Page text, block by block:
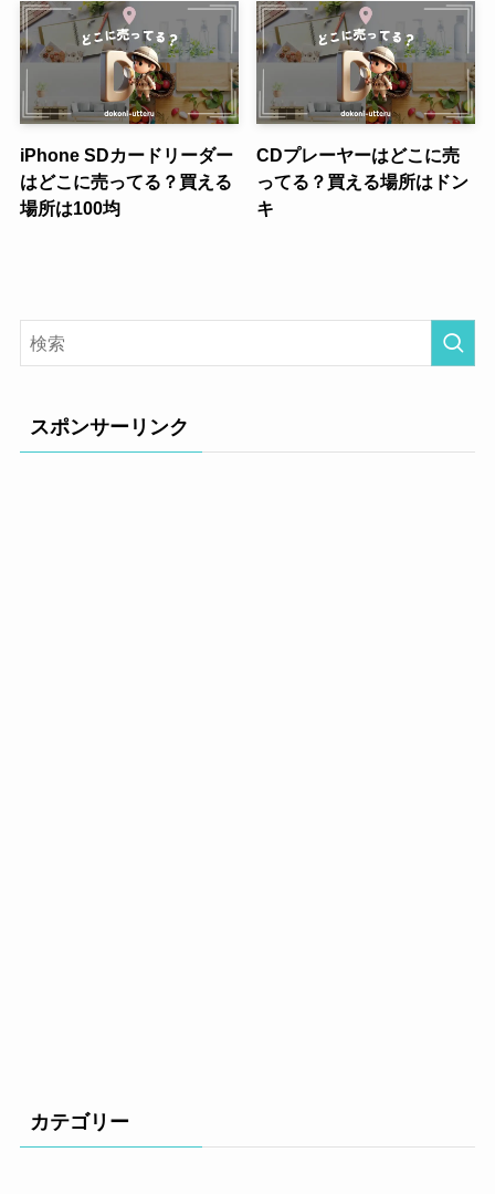
iPhone SDカードリーダー
はどこに売ってる？買える
場所は100均
CDプレーヤーはどこに売
ってる？買える場所はドン
キ
スポンサーリンク
カテゴリー